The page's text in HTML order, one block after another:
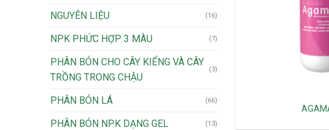
NGUYÊN LIỆU (16)
NPK PHỨC HỢP 3 MÀU (7)
PHÂN BÓN CHO CÂY KIỂNG VÀ CÂY
TRỒNG TRONG CHẬU
(3)
PHÂN BÓN LÁ (66)
PHÂN BÓN NPK DẠNG GEL (13)